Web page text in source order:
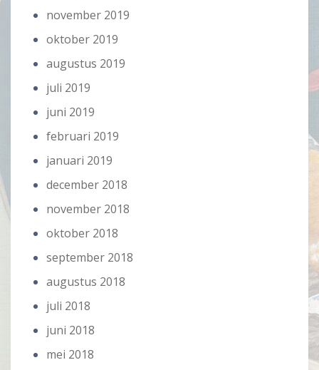
november 2019
oktober 2019
augustus 2019
juli 2019
juni 2019
februari 2019
januari 2019
december 2018
november 2018
oktober 2018
september 2018
augustus 2018
juli 2018
juni 2018
mei 2018